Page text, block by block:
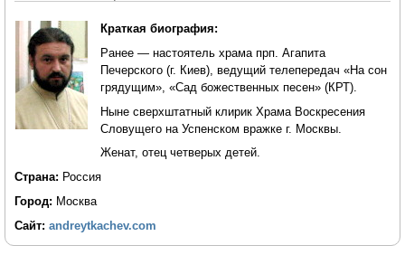
Краткая биография:
Ранее — настоятель храма прп. Агапита
Печерского (г. Киев), ведущий телепередач «На сон
грядущим», «Сад божественных песен» (КРТ).
Ныне сверхштатный клирик Храма Воскресения
Словущего на Успенском вражке г. Москвы.
Женат, отец четверых детей.
Страна: Россия
Город: Москва
Сайт: andreytkachev.com